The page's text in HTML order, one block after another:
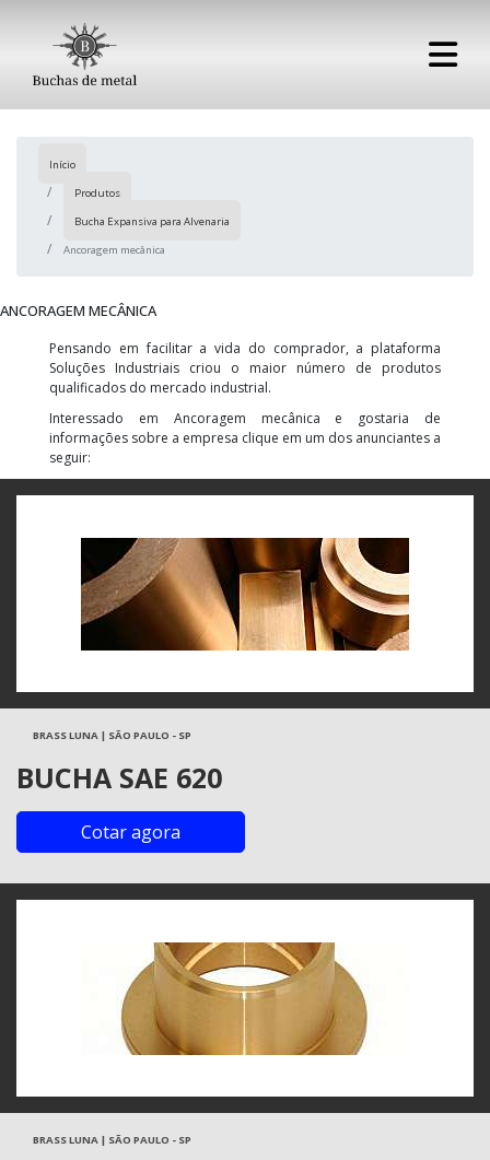
Início
Produtos
Bucha Expansiva para Alvenaria
Ancoragem mecânica
ANCORAGEM MECÂNICA
Pensando em facilitar a vida do comprador, a plataforma
Soluções Industriais criou o maior número de produtos
qualificados do mercado industrial.
Interessado em Ancoragem mecânica e gostaria de
informações sobre a empresa clique em um dos anunciantes a
seguir:
BRASS LUNA | SÃO PAULO - SP
BUCHA SAE 620
Cotar agora
BRASS LUNA | SÃO PAULO - SP